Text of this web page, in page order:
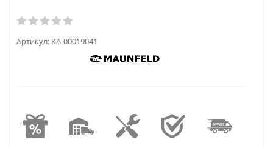
Артикул: КА-00019041